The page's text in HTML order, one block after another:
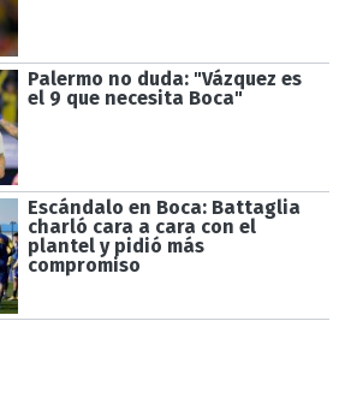
Palermo no duda: "Vázquez es
el 9 que necesita Boca"
Escándalo en Boca: Battaglia
charló cara a cara con el
plantel y pidió más
compromiso